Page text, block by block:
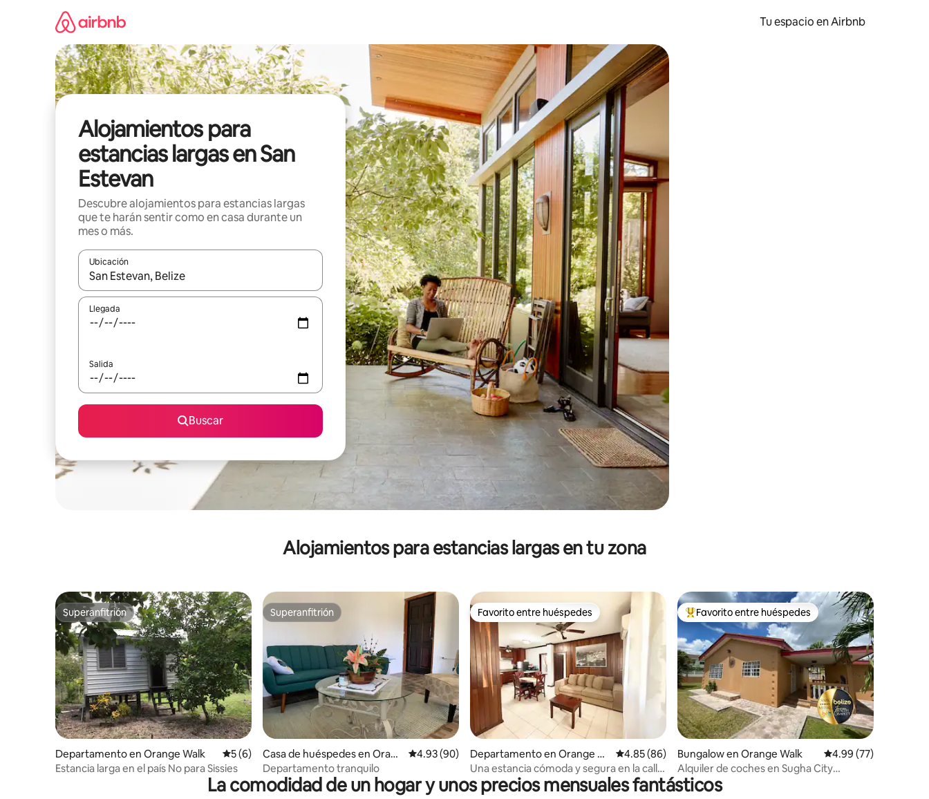
Tu espacio en Airbnb
Alojamientos para
estancias largas en San
Estevan
Descubre alojamientos para estancias largas
que te harán sentir como en casa durante un
mes o más.
Ubicación
Cuando los resultados estén disponibles, podrás navegar usando las teclas de las flechas hacia arriba y hacia abajo, o bien tocando y deslizando la pantalla.
Llegada
Salida
Buscar
Alojamientos para estancias largas en tu zona
Superanfitrión
Superanfitrión
Departamento en Orange Walk Calificación promedio: 5 de 5; 6 evaluaciones
5 (6)
Estancia larga en el país No para Sissies
Superanfitrión
Superanfitrión
Casa de huéspedes en Orang
e Walk
Calificación promedio: 4.93 de 5; 90 evaluaciones
4.93 (90)
Departamento tranquilo
Favorito entre huéspedes
Favorito entre huéspedes
Departamento en Orange W
alk
Calificación promedio: 4.85 de 5; 86 evaluaciones
4.85 (86)
Una estancia cómoda y segura en la calle
principal.
De los mejores en Favorito entre huéspedes
Favorito entre huéspedes
Bungalow en Orange Walk Calificación
4.99 (77)
Alquiler de coches en Sugha City
Mariposa
La comodidad de un hogar y unos precios mensuales fantásticos